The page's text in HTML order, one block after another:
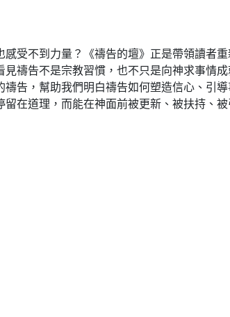
受不到力量？《禱告的壇》正是帶領讀者
禱告不是宗教習慣，也不只是向神求事情
告，幫助我們明白禱告如何塑造信心、引
在道理，而能在神面前被更新、被扶持、被